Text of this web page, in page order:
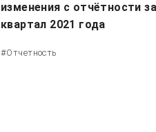
изменения с отчётности
квартал 2021 года
#Отчетность